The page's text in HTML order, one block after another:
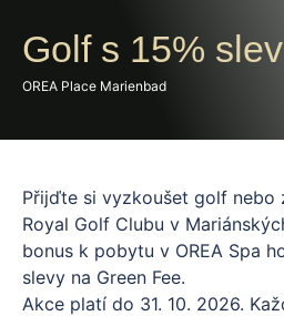
Golf s 15%
OREA Place Marienbad
Přijďte si vyzkoušet golf nebo
Royal Golf Clubu v
bonus k pobytu v OREA Spa
slevy na Green Fee.
Akce platí do 31. 10. 2026.